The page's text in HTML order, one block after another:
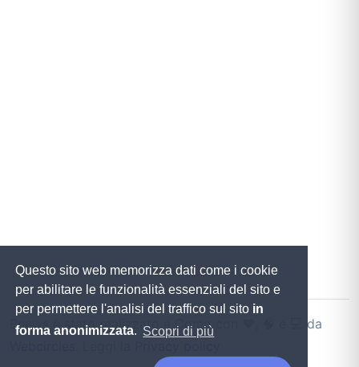
Questo sito web memorizza dati come i cookie
per abilitare le funzionalità essenziali del sito e
per permettere l'analisi del traffico sul sito in
forma anonimizzata. Scopri di più
Bnews è stato realizzato a Como con ♥️, 🧠 e 💻 da